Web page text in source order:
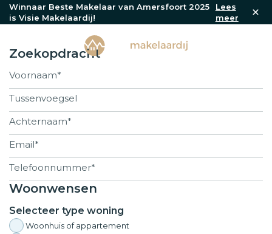
Winnaar Beste Makelaar van Amersfoort 2025
is Visie Makelaardij!
Lees
meer
Zoekopdracht
Woonwensen
Selecteer type woning
Woonhuis of appartement